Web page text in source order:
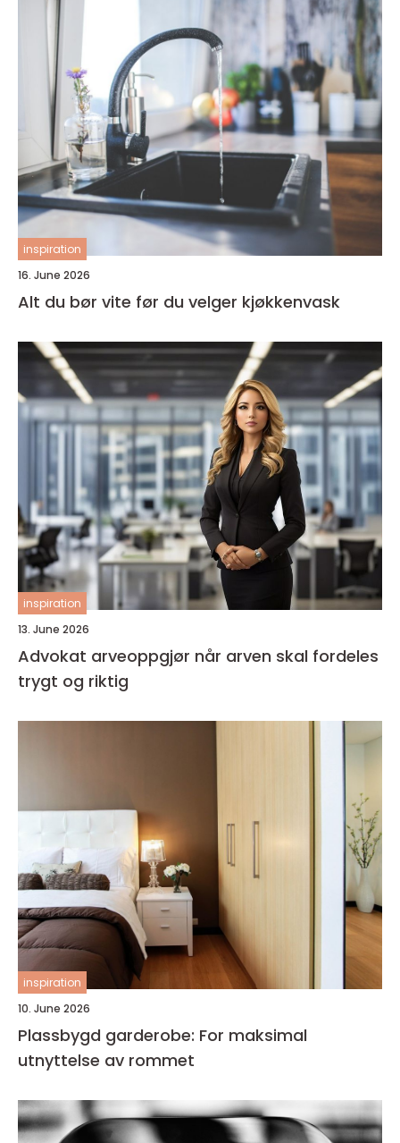
inspiration
16. June 2026
Alt du bør vite før du velger kjøkkenvask
inspiration
13. June 2026
Advokat arveoppgjør når arven skal fordeles
trygt og riktig
inspiration
10. June 2026
Plassbygd garderobe: For maksimal
utnyttelse av rommet